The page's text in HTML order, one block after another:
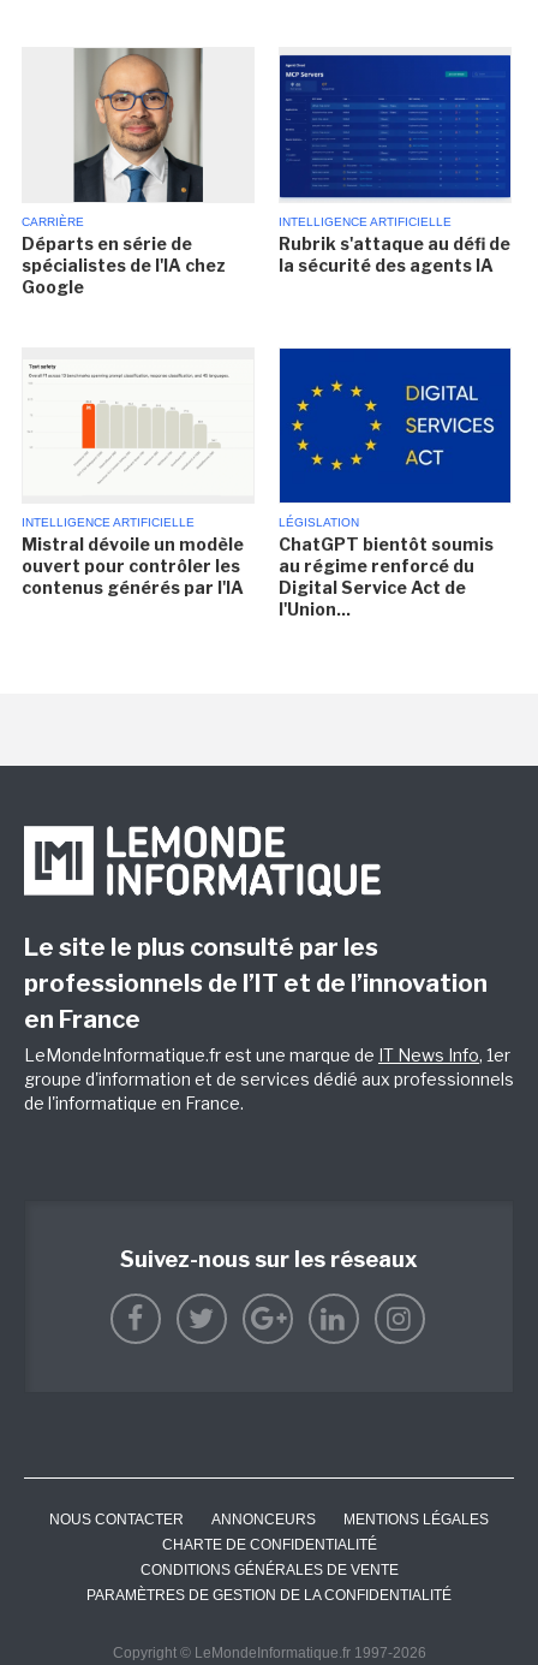
CARRIÈRE
Départs en série de
spécialistes de l'IA chez
Google
INTELLIGENCE ARTIFICIELLE
Rubrik s'attaque au défi de
la sécurité des agents IA
INTELLIGENCE ARTIFICIELLE
Mistral dévoile un modèle
ouvert pour contrôler les
contenus générés par l'IA
LÉGISLATION
ChatGPT bientôt soumis
au régime renforcé du
Digital Service Act de
l'Union...
Le site le plus consulté par les
professionnels de l’IT et de l’innovation
en France
LeMondeInformatique.fr est une marque de IT News Info, 1er
groupe d'information et de services dédié aux professionnels
de l'informatique en France.
Suivez-nous sur les réseaux
NOUS CONTACTER ANNONCEURS
MENTIONS LÉGALES
CHARTE DE CONFIDENTIALITÉ
CONDITIONS GÉNÉRALES DE VENTE
PARAMÈTRES DE GESTION DE LA CONFIDENTIALITÉ
Copyright © LeMondeInformatique.fr 1997-2026